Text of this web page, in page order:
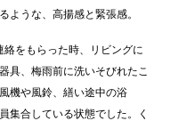
ような、高揚感と緊張感。
をもらった時、リビングに
具、梅雨前に洗いそびれたこ
機や風鈴、繕い途中の浴
合している状態でした。く